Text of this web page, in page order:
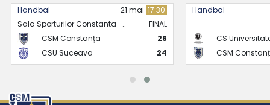
Handbal 21 mai 17:30
Sala Sporturilor Constanta -..
FINAL
CSM Constanța
26
CSU Suceava
24
Handbal
CS
CSM